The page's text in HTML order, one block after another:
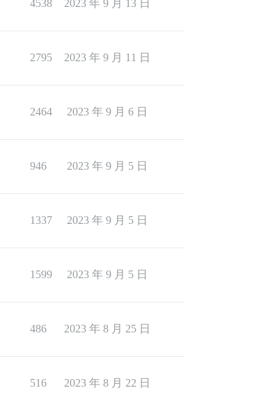
4538 2023 年 9 月 13 日
2795 2023 年 9 月 11 日
2464 2023 年 9 月 6 日
946 2023 年 9 月 5 日
1337 2023 年 9 月 5 日
1599 2023 年 9 月 5 日
486 2023 年 8 月 25 日
516 2023 年 8 月 22 日